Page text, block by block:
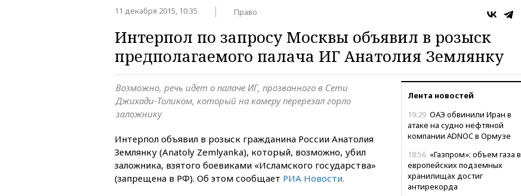
11 декабря 2015, 10:35 Право
Интерпол по запросу Москвы объявил в розыск
предполагаемого палача ИГ Анатолия Землянку
Лента новостей
19:29 ОАЭ обвинили Иран в
атаке на судно нефтяной
компании ADNOC в Ормузе
18:56 «Газпром»: объем газа в
европейских подземных
хранилищах достиг
антирекорда
Возможно, речь идет о палаче ИГ, прозванного в Сети
Джихади-Толиком, который на камеру перерезал горло
заложнику
Интерпол объявил в розыск гражданина России Анатолия
Землянку (Anatoly Zemlyanka), который, возможно, убил
заложника, взятого боевиками «Исламского государства»
(запрещена в РФ). Об этом сообщает РИА Новости.